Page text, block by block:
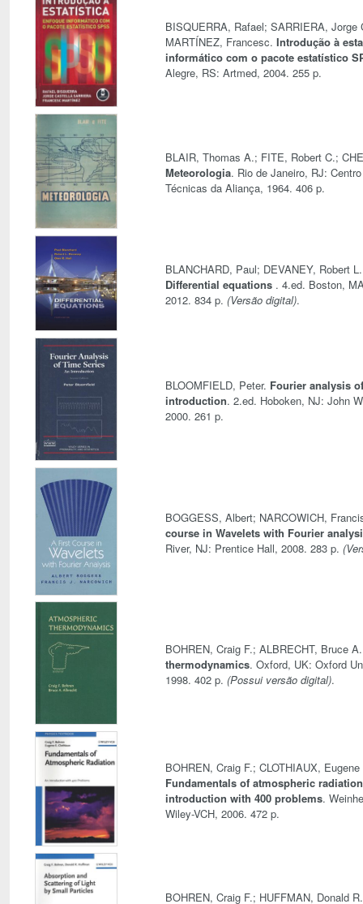
BISQUERRA, Rafael; SARRIERA, Jorge
MARTÍNEZ, Francesc. Introdução à
informático com o pacote estatístico
Alegre, RS: Artmed, 2004. 255 p.
BLAIR, Thomas A.; FITE, Robert C.;
Meteorologia. Rio de Janeiro, RJ:
Técnicas da Aliança, 1964. 406 p.
BLANCHARD, Paul; DEVANEY, Robert
Differential equations . 4.ed. Boston,
2012. 834 p. (Versão digital).
BLOOMFIELD, Peter. Fourier analysis
introduction. 2.ed. Hoboken, NJ: John
2000. 261 p.
BOGGESS, Albert; NARCOWICH,
course in Wavelets with Fourier
River, NJ: Prentice Hall, 2008. 283 p.
BOHREN, Craig F.; ALBRECHT, Bruce
thermodynamics. Oxford, UK: Oxford
1998. 402 p. (Possui versão digital).
BOHREN, Craig F.; CLOTHIAUX,
Fundamentals of atmospheric
introduction with 400 problems.
Wiley-VCH, 2006. 472 p.
BOHREN, Craig F.; HUFFMAN, Donald